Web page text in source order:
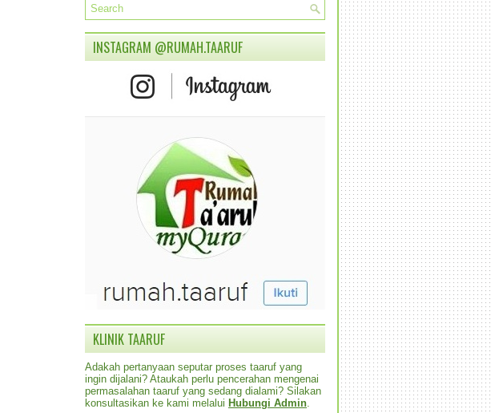
INSTAGRAM @RUMAH.TAARUF
KLINIK TAARUF
Adakah pertanyaan seputar proses taaruf yang
ingin dijalani? Ataukah perlu pencerahan mengenai
permasalahan taaruf yang sedang dialami? Silakan
konsultasikan ke kami melalui Hubungi Admin